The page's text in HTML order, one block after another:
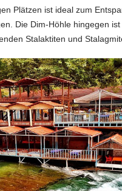
Plätzen ist ideal zum
Die Dim-Höhle hingegen
Stalaktiten und